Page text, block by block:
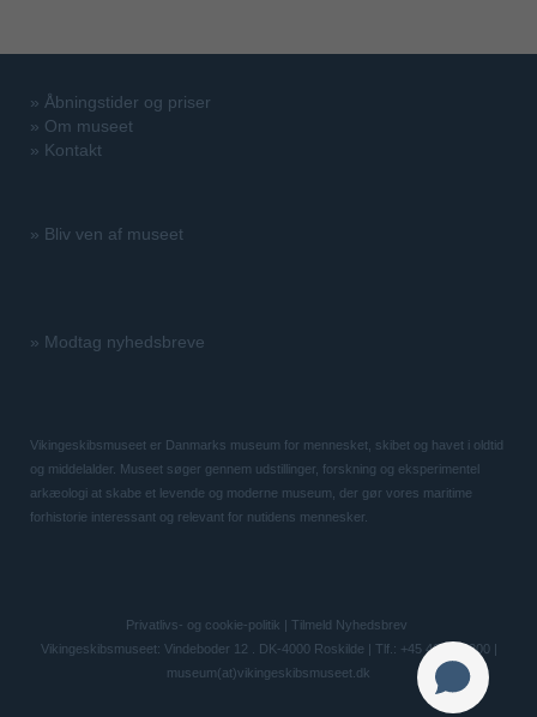
» Åbningstider og priser
» Om museet
» Kontakt
» Bliv ven af museet
» Modtag nyhedsbreve
Vikingeskibsmuseet er Danmarks museum for mennesket, skibet og havet i oldtid
og middelalder. Museet søger gennem udstillinger, forskning og eksperimentel
arkæologi at skabe et levende og moderne museum, der gør vores maritime
forhistorie interessant og relevant for nutidens mennesker.
Privatlivs- og cookie-politik | Tilmeld Nyhedsbrev
Vikingeskibsmuseet: Vindeboder 12 . DK-4000 Roskilde | Tlf.: +45 46 300 200 |
museum(at)vikingeskibsmuseet.dk